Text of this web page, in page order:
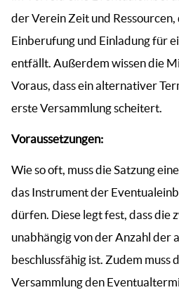
der Verein Zeit und Ressourcen,
Einberufung und Einladung für
entfällt. Außerdem wissen die
Voraus, dass ein alternativer
erste Versammlung scheitert.
Voraussetzungen:
Wie so oft, muss die Satzung
das Instrument der
dürfen. Diese legt fest, dass die
unabhängig von der Anzahl der
beschlussfähig ist. Zudem muss
Versammlung den